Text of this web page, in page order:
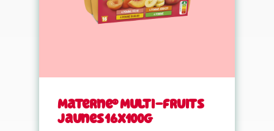
Materne® Multi-fruits
jaunes 16x100g